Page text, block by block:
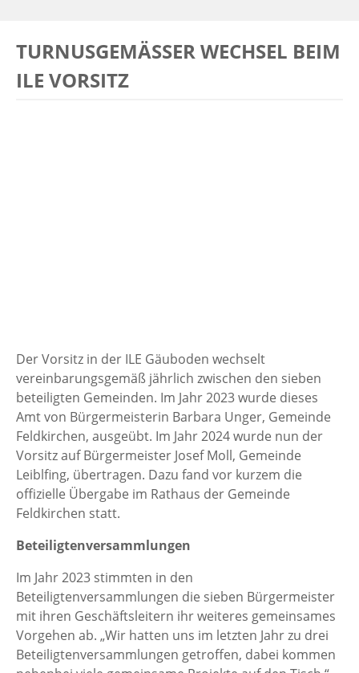
TURNUSGEMÄSSER WECHSEL BEIM I
LE VORSITZ
Der Vorsitz in der ILE Gäuboden wechselt
vereinbarungsgemäß jährlich zwischen den sieben
beteiligten Gemeinden. Im Jahr 2023 wurde dieses
Amt von Bürgermeisterin Barbara Unger, Gemeinde
Feldkirchen, ausgeübt. Im Jahr 2024 wurde nun der
Vorsitz auf Bürgermeister Josef Moll, Gemeinde
Leiblfing, übertragen. Dazu fand vor kurzem die
offizielle Übergabe im Rathaus der Gemeinde
Feldkirchen statt.
Beteiligtenversammlungen
Im Jahr 2023 stimmten in den
Beteiligtenversammlungen die sieben Bürgermeister
mit ihren Geschäftsleitern ihr weiteres gemeinsames
Vorgehen ab. „Wir hatten uns im letzten Jahr zu drei
Beteiligtenversammlungen getroffen, dabei kommen